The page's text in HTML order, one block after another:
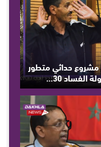
مشروع حداثي متطور
الفساد 30…